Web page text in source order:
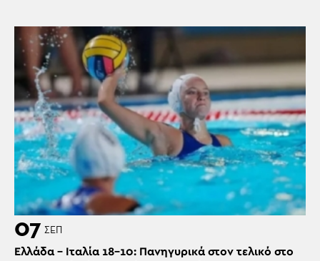
07 ΣΕΠ
Ελλάδα – Ιταλία 18-10: Πανηγυρικά στον τελικό στο